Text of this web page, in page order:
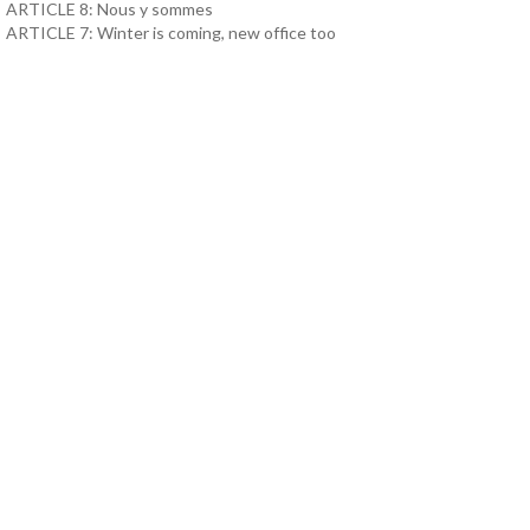
ARTICLE 8: Nous y sommes
ARTICLE 7: Winter is coming, new office too